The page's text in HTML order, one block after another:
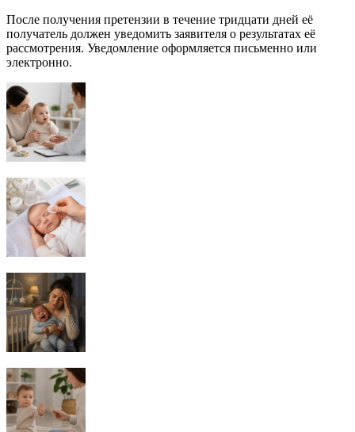
После получения претензии в течение тридцати дней её
получатель должен уведомить заявителя о результатах её
рассмотрения. Уведомление оформляется письменно или
электронно.